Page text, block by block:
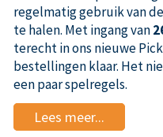
regelmatig gebruik van
te halen. Met ingang van
terecht in ons nieuwe
bestellingen klaar. Het
een paar spelregels.
Lees meer...